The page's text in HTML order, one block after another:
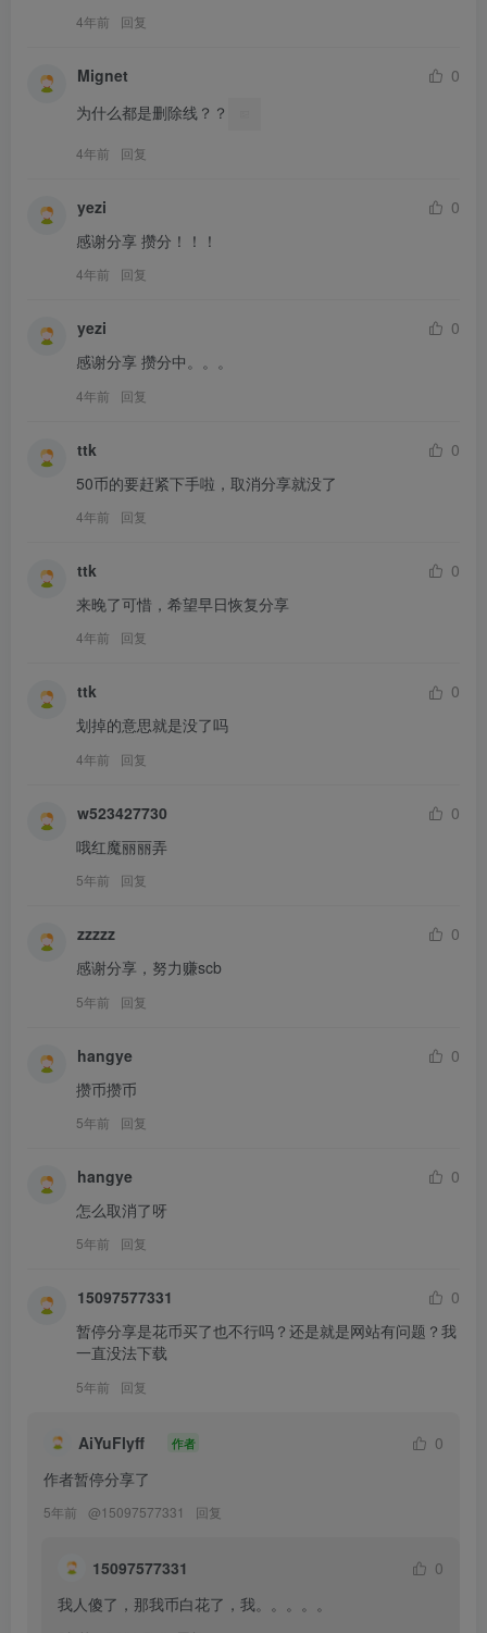
4年前 回复
Mignet
0
为什么都是删除线？？
4年前 回复
yezi
0
感谢分享 攒分！！！
4年前 回复
yezi
0
感谢分享 攒分中。。。
4年前 回复
ttk
0
50币的要赶紧下手啦，取消分享就没了
4年前 回复
ttk
0
来晚了可惜，希望早日恢复分享
4年前 回复
ttk
0
划掉的意思就是没了吗
4年前 回复
w523427730
0
哦红魔丽丽弄
5年前 回复
zzzzz
0
感谢分享，努力赚scb
5年前 回复
hangye
0
攒币攒币
5年前 回复
hangye
0
怎么取消了呀
5年前 回复
15097577331
0
暂停分享是花币买了也不行吗？还是就是网站有问题？我
一直没法下载
5年前 回复
AiYuFlyff 作者
0
作者暂停分享了
5年前 @15097577331 回复
15097577331
0
我人傻了，那我币白花了，我。。。。。